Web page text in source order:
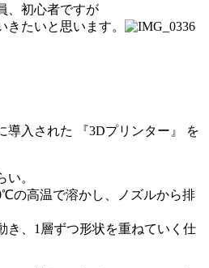
、初心者ですが
たいと思います。
導入された 『3Dプリンター』 を
。
の高温で溶かし、ノズルから排
き、1層ずつ形状を重ねていく仕